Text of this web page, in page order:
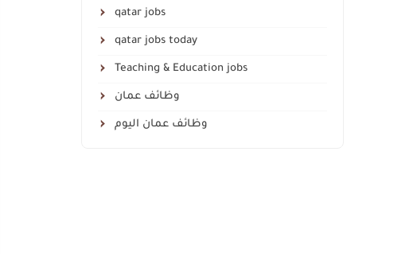
qatar jobs
qatar jobs today
Teaching & Education jobs
وظائف عمان
وظائف عمان اليوم